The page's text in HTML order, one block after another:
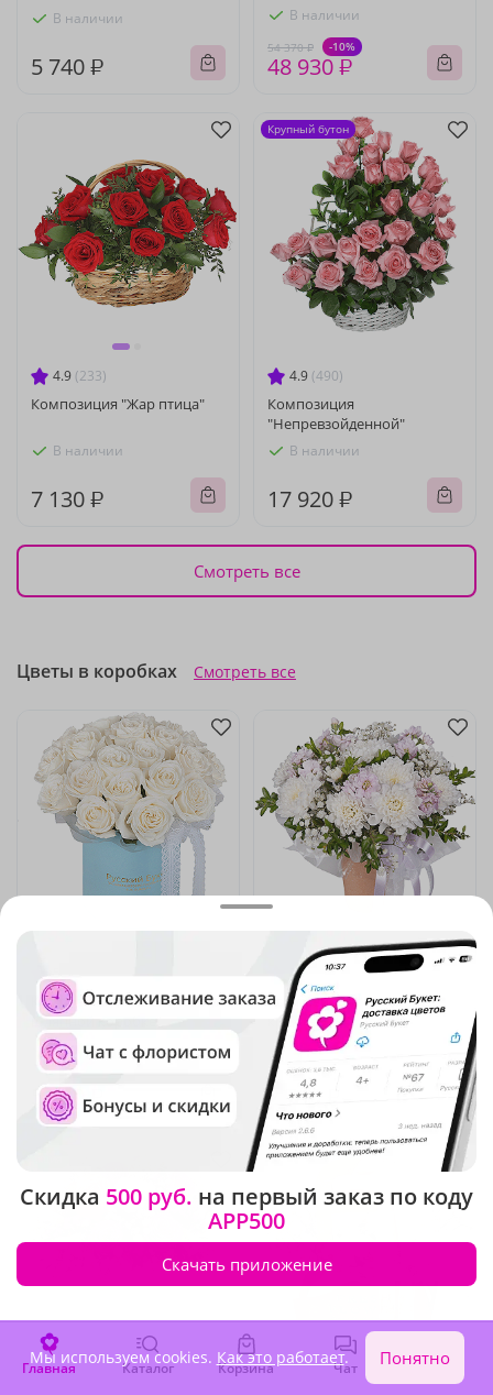
В наличии
5 740 ₽
В наличии
54 370 ₽ -10%
48 930 ₽
4.9 (233)
Композиция "Жар птица"
В наличии
7 130 ₽
4.9 (490)
Композиция
"Непревзойденной"
В наличии
17 920 ₽
Крупный бутон
Смотреть все
Цветы в коробках Смотреть все
Композиция "Белые розы в
шляпной коробке"
В наличии
5 760 ₽
5(232)
Композиция "Белое
кружево"
В наличии
2 740 ₽
Главная Каталог Корзина Чат Войти
Скидка 500 руб. на первый заказ по коду
APP500
Скачать приложение
Мы используем cookies. Как это работает. Понятно